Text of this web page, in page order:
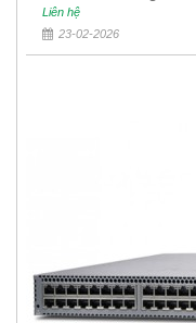
EX4400
Liên hệ
23-02-2026